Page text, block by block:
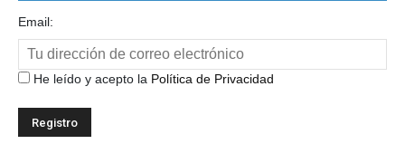
Email:
He leído y acepto la Política de Privacidad